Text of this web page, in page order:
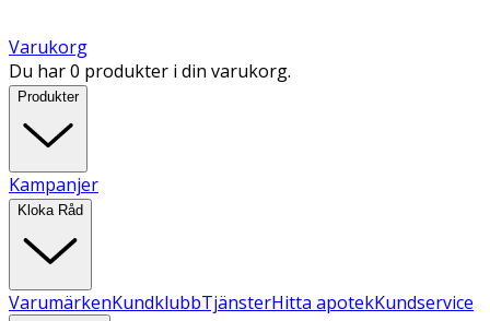
Varukorg
Du har 0 produkter i din varukorg.
Produkter
Kampanjer
Kloka Råd
VarumärkenKundklubbTjänsterHitta apotekKundservice